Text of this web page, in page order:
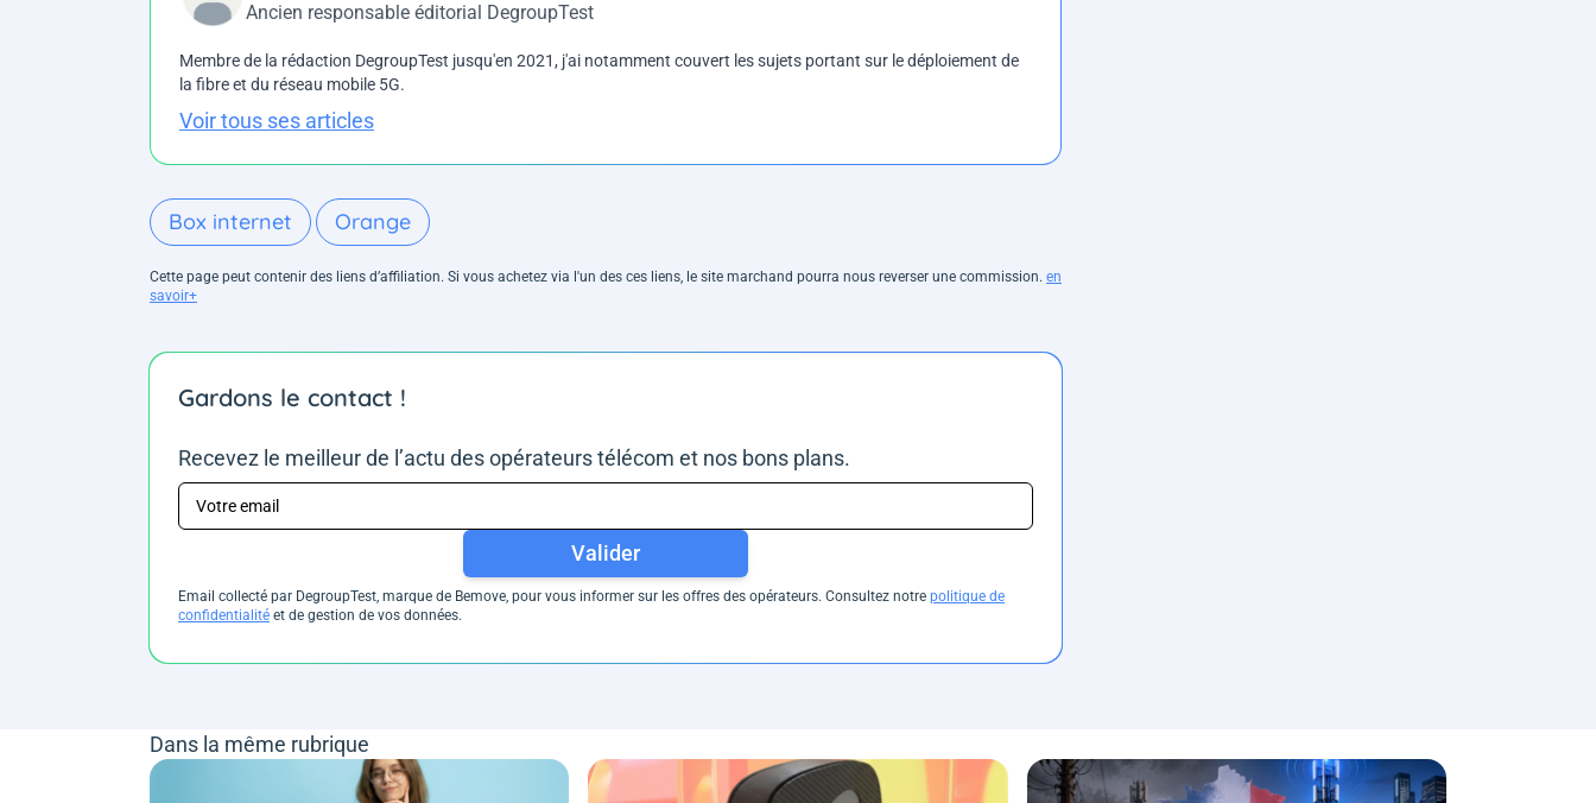
Ancien responsable éditorial DegroupTest
Membre de la rédaction DegroupTest jusqu'en 2021, j'ai notamment couvert les sujets portant sur le déploiement de
la fibre et du réseau mobile 5G.
Voir tous ses articles
Box internet Orange
Cette page peut contenir des liens d’affiliation. Si vous achetez via l'un des ces liens, le site marchand pourra nous reverser une commission. en
savoir+
Gardons le contact !
Recevez le meilleur de l’actu des opérateurs télécom et nos bons plans.
Valider
Email collecté par DegroupTest, marque de Bemove, pour vous informer sur les offres des opérateurs. Consultez notre politique de
confidentialité et de gestion de vos données.
Dans la même rubrique